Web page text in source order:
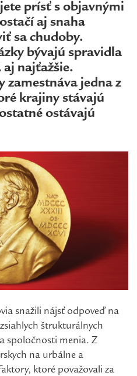
prísť s objavnými
aj snaha
sa chudoby.
bývajú spravidla
najťažšie.
zamestnáva jedna z
krajiny stávajú
ostávajú
snažili nájsť odpoveď na
štrukturálnych
spoločnosti menia. Z
na urbálne a
ktoré považovali za